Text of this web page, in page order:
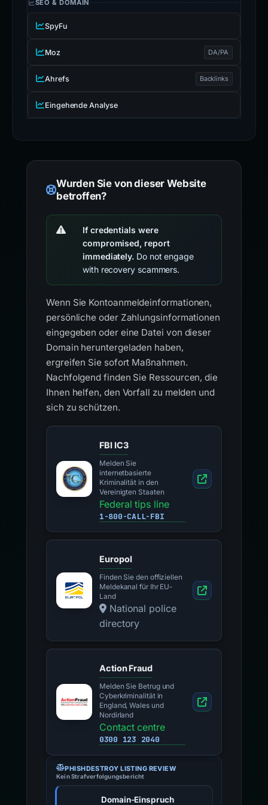
SEO & DOMAIN
SpyFu
Moz DA/PA
Ahrefs Backlinks
Eingehende Analyse
Wurden Sie von dieser Website
betroffen?
If credentials were
compromised, report
immediately. Do not engage
with recovery scammers.
Wenn Sie Kontoanmeldeinformationen,
persönliche oder Zahlungsinformationen
eingegeben oder eine Datei von dieser
Domain heruntergeladen haben,
ergreifen Sie sofort Maßnahmen.
Nachfolgend finden Sie Ressourcen, die
Ihnen helfen, den Vorfall zu melden und
sich zu schützen.
FBI IC3
Melden Sie
internetbasierte
Kriminalität in den
Vereinigten Staaten
Federal tips line
1-800-CALL-FBI
Europol
Finden Sie den offiziellen
Meldekanal für Ihr EU-
Land
National police
directory
Action Fraud
Melden Sie Betrug und
Cyberkriminalität in
England, Wales und
Nordirland
Contact centre
0300 123 2040
PHISHDESTROY LISTING REVIEW
Kein Strafverfolgungsbericht
Domain-Einspruch